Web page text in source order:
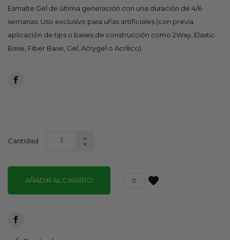
Esmalte Gel de última generación con una duración de 4/6
semanas. Uso exclusivo para uñas artificiales (con previa
aplicación de tips o bases de construcción como 2Way, Elastic
Base, Fiber Base, Gel, Acrygel o Acrílico).
Cantidad
AÑADIR AL CARRITO favorite
0